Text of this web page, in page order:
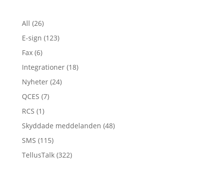
All (26)
E-sign (123)
Fax(6)
Integrationer(18)
Nyheter(24)
QCES (7)
RCS (1)
Skyddade meddelanden (48)
SMS (115)
TellusTalk(322)